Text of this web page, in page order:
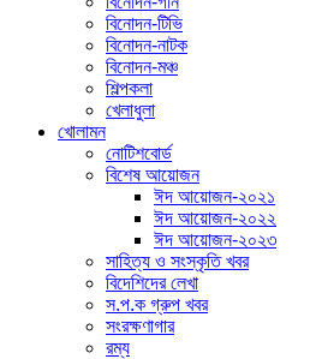
বিনোদন-টিভি
বিনোদন-নাটক
বিনোদন-মঞ্চ
শিল্পকলা
খেলাধুলা
খোলামন
নোটিশবোর্ড
বিশেষ আয়োজন
ঈদ আয়োজন-২০২১
ঈদ আয়োজন-২০২২
ঈদ আয়োজন-২০২৩
সাহিত্য ও সংস্কৃতি খবর
বিদেশিদের লেখা
স.প.ক গ্রুপ খবর
সংরক্ষণাগার
রম্য